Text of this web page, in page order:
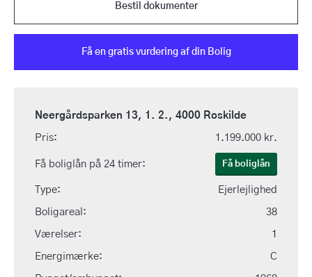
Neergårdsparken 13, 1. 2., 4000 Roskilde
Pris: 1.199.000 kr.
Få boliglån på 24 timer: Få boliglån
Type: Ejerlejlighed
Boligareal: 38
Værelser: 1
Energimærke: C
Bestil dokumenter
Få en gratis vurdering af din Bolig